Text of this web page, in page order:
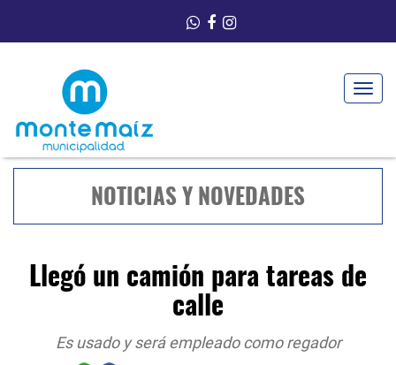
Toggle
NOTICIAS Y NOVEDADES
Llegó un camión para tareas de
calle
Es usado y será empleado como regador